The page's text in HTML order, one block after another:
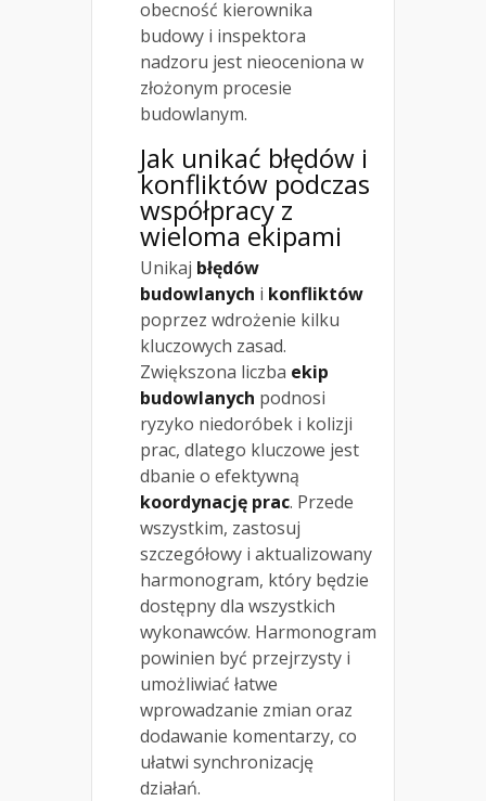
obecność kierownika
budowy i inspektora
nadzoru jest nieoceniona w
złożonym procesie
budowlanym.
Jak unikać błędów i
konfliktów podczas
współpracy z
wieloma ekipami
Unikaj błędów
budowlanych i konfliktów
poprzez wdrożenie kilku
kluczowych zasad.
Zwiększona liczba ekip
budowlanych podnosi
ryzyko niedoróbek i kolizji
prac, dlatego kluczowe jest
dbanie o efektywną
koordynację prac. Przede
wszystkim, zastosuj
szczegółowy i aktualizowany
harmonogram, który będzie
dostępny dla wszystkich
wykonawców. Harmonogram
powinien być przejrzysty i
umożliwiać łatwe
wprowadzanie zmian oraz
dodawanie komentarzy, co
ułatwi synchronizację
działań.